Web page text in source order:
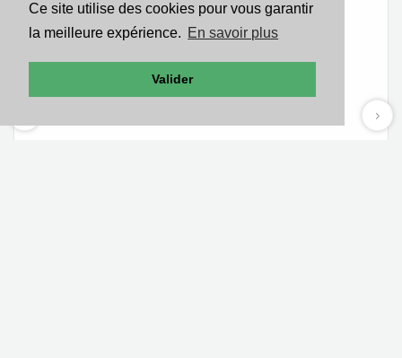
Ce site utilise des cookies pour vous garantir
la meilleure expérience. En savoir plus
Valider